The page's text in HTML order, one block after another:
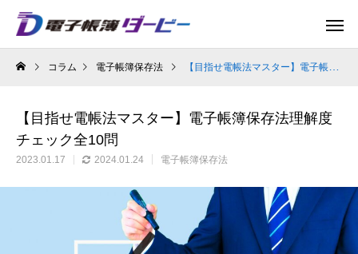
コラム 電子帳簿保存法 【目指せ電帳法マスター】電子帳簿保存法理解度チェック全10問
【目指せ電帳法マスター】電子帳簿保存法理解度
チェック全10問
2023.01.17 2024.01.24 電子帳簿保存法